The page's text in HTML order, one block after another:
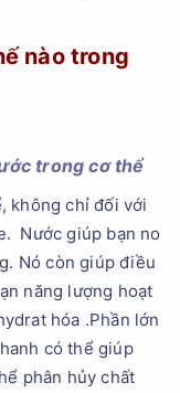
nào trong
trong cơ thể
không chỉ đối với
Nước giúp bạn no
Nó còn giúp điều
năng lượng hoạt
hóa .Phần lớn
có thể giúp
phân hủy chất